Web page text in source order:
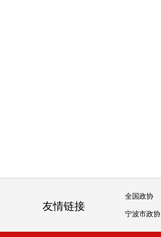
友情链接
全国政协
宁波市政协